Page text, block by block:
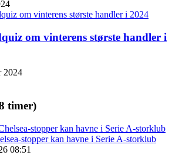
om vinterens største handler i
2024
timer)
stopper kan havne i Serie A-storklub
08:51